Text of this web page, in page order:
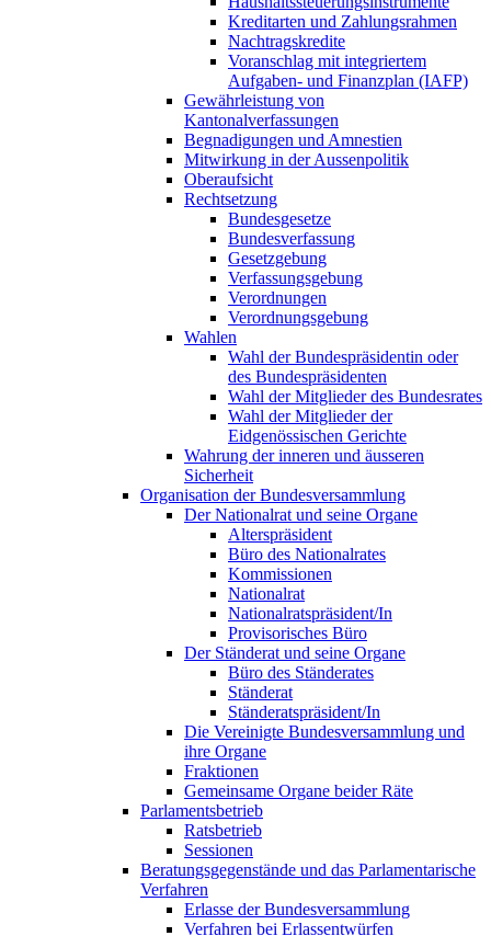
Kreditarten und Zahlungsrahmen
Nachtragskredite
Voranschlag mit integriertem
Aufgaben- und Finanzplan (IAFP)
Gewährleistung von
Kantonalverfassungen
Begnadigungen und Amnestien
Mitwirkung in der Aussenpolitik
Oberaufsicht
Rechtsetzung
Bundesgesetze
Bundesverfassung
Gesetzgebung
Verfassungsgebung
Verordnungen
Verordnungsgebung
Wahlen
Wahl der Bundespräsidentin oder
des Bundespräsidenten
Wahl der Mitglieder des Bundesrates
Wahl der Mitglieder der
Eidgenössischen Gerichte
Wahrung der inneren und äusseren
Sicherheit
Organisation der Bundesversammlung
Der Nationalrat und seine Organe
Alterspräsident
Büro des Nationalrates
Kommissionen
Nationalrat
Nationalratspräsident/In
Provisorisches Büro
Der Ständerat und seine Organe
Büro des Ständerates
Ständerat
Ständeratspräsident/In
Die Vereinigte Bundesversammlung und
ihre Organe
Fraktionen
Gemeinsame Organe beider Räte
Parlamentsbetrieb
Ratsbetrieb
Sessionen
Beratungsgegenstände und das Parlamentarische
Verfahren
Erlasse der Bundesversammlung
Verfahren bei Erlassentwürfen